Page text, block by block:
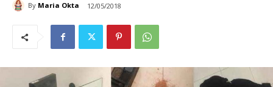
By Maria Okta 12/05/2018